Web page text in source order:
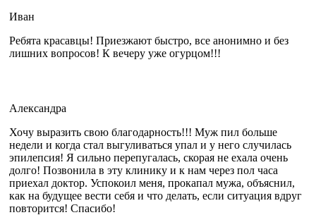
Иван
Ребята красавцы! Приезжают быстро, все анонимно и без
лишних вопросов! К вечеру уже огурцом!!!
Александра
Хочу выразить свою благодарность!!! Муж пил больше
недели и когда стал выгуливаться упал и у него случилась
эпилепсия! Я сильно перепугалась, скорая не ехала очень
долго! Позвонила в эту клинику и к нам через пол часа
приехал доктор. Успокоил меня, прокапал мужа, объяснил,
как на будущее вести себя и что делать, если ситуация вдруг
повторится! Спасибо!